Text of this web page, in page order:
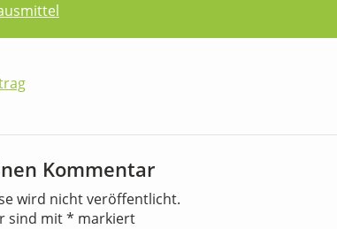
Kommentar
wird nicht veröffentlicht.
sind mit* markiert